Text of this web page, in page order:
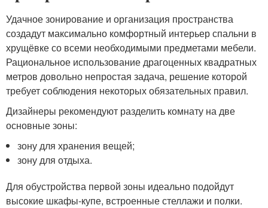
Удачное зонирование и организация пространства
создадут максимально комфортный интерьер спальни в
хрущёвке со всеми необходимыми предметами мебели.
Рациональное использование драгоценных квадратных
метров довольно непростая задача, решение которой
требует соблюдения некоторых обязательных правил.
Дизайнеры рекомендуют разделить комнату на две
основные зоны:
зону для хранения вещей;
зону для отдыха.
Для обустройства первой зоны идеально подойдут
высокие шкафы-купе, встроенные стеллажи и полки.